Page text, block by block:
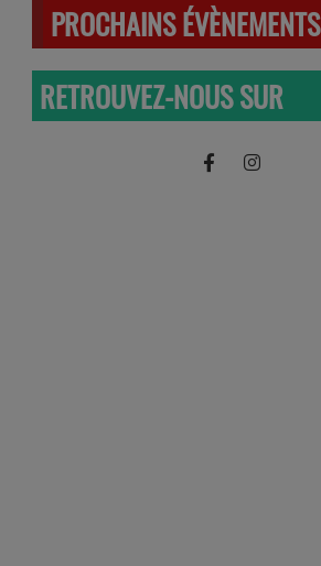
PROCHAINS ÉVÈNEMENTS
RETROUVEZ-NOUS SUR